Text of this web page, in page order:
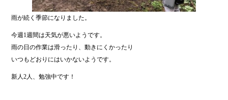
雨が続く季節になりました。
今週1週間は天気が悪いようです。
雨の日の作業は滑ったり、動きにくかったり
いつもどおりにはいかないようです。
新人2人、勉強中です！